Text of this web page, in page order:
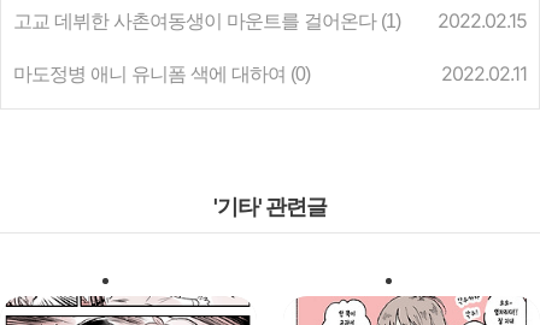
고교 데뷔한 사촌여동생이 마운트를 걸어온다 (1) 2022.02.15
마도정병 애니 유니폼 색에 대하여 (0) 2022.02.11
'기타' 관련글